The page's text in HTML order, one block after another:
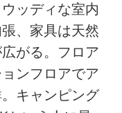
ッディな室内
、家具は天然
がる。フロア
ンフロアでア
キャンピング